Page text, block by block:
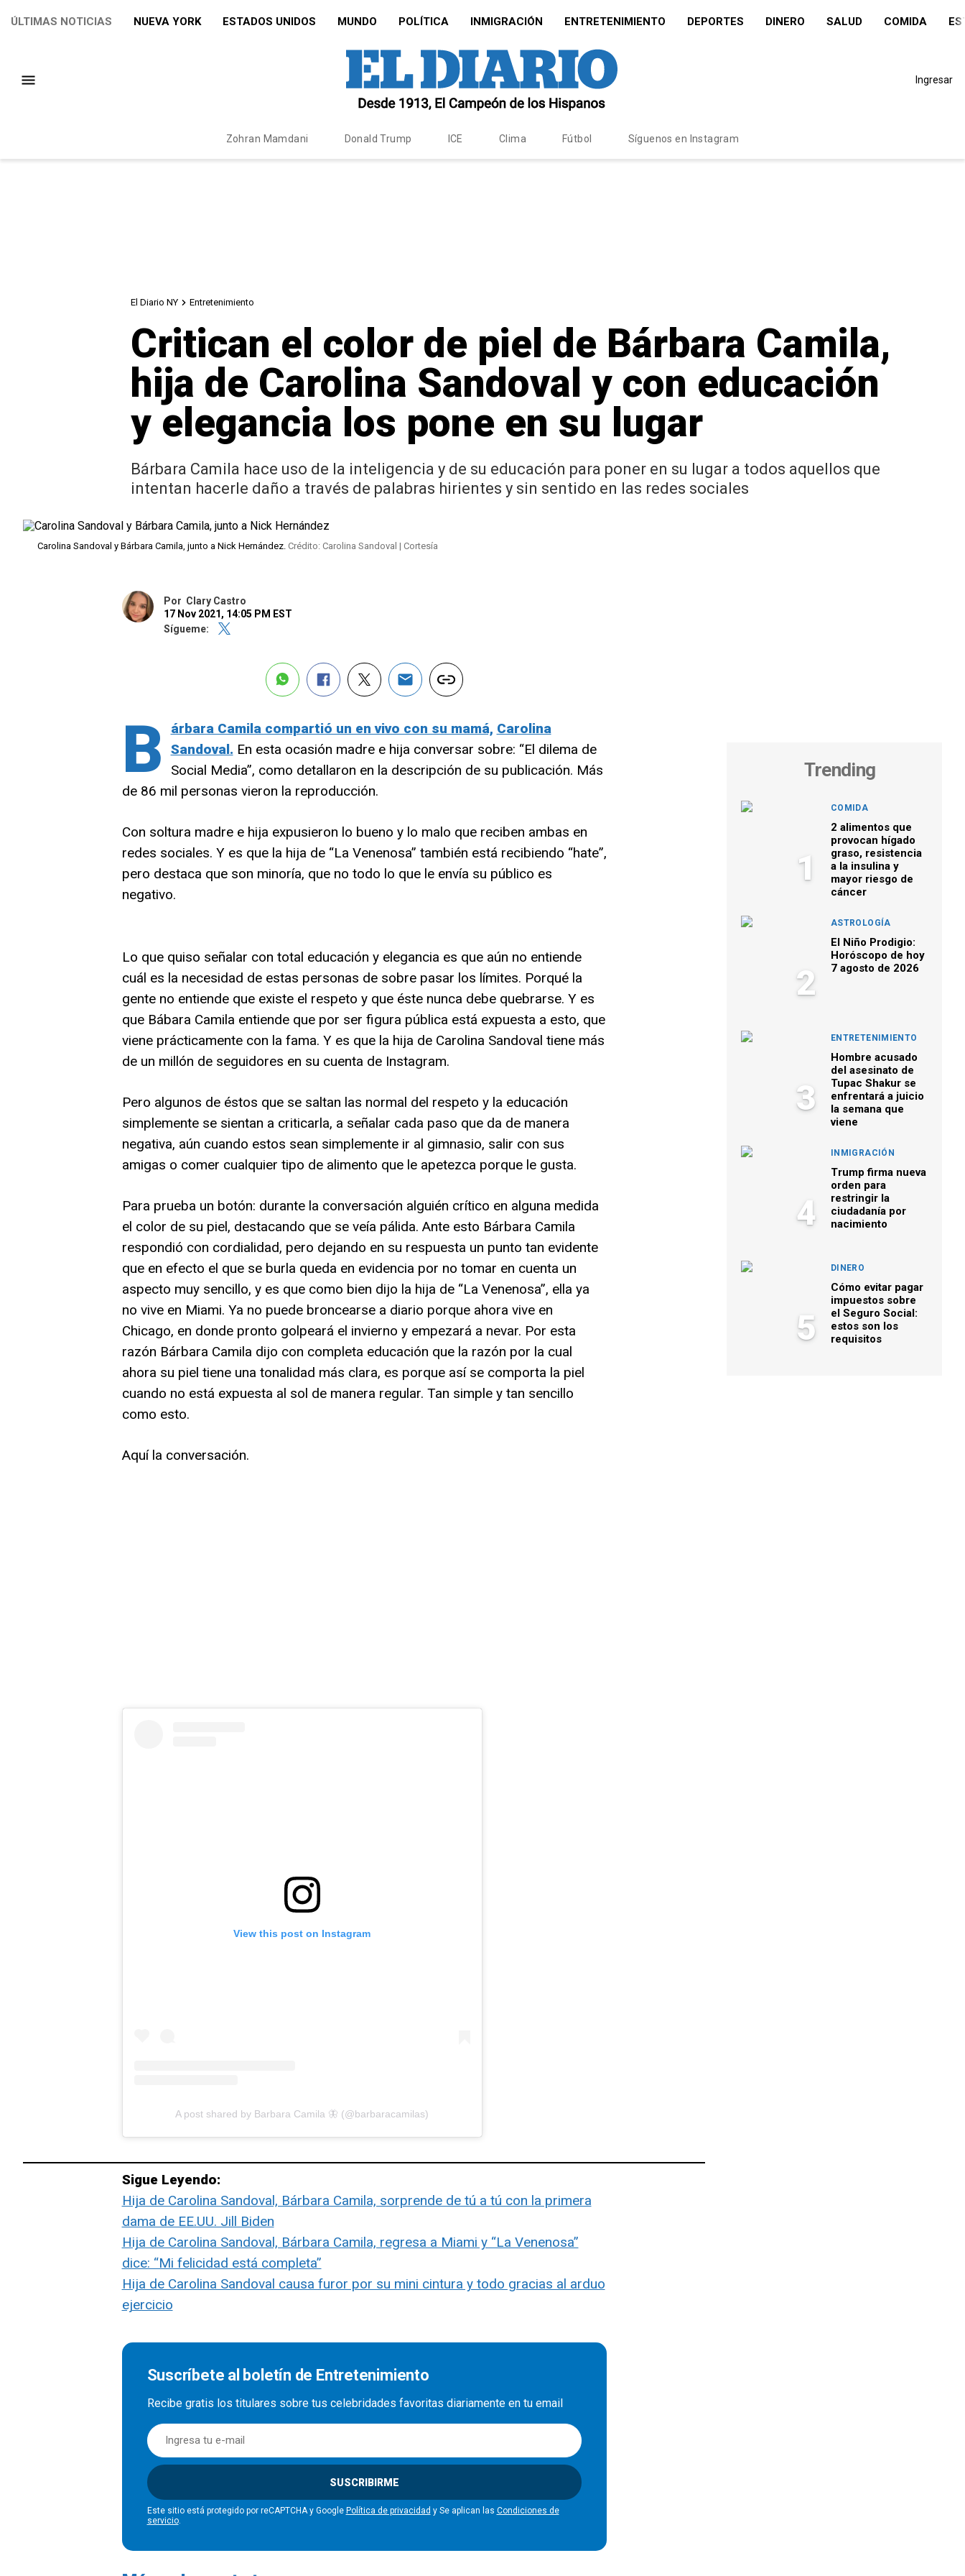
ÚLTIMAS NOTICIAS NUEVA YORK ESTADOS UNIDOS MUNDO POLÍTICA INMIGRACIÓN ENTRETENIMIENTO DEPORTES DINERO SALUD COMIDA
Ingresar
Zohran Mamdani Donald Trump ICE Clima Fútbol Síguenos en Instagram
El Diario NY Entretenimiento
Critican el color de piel de Bárbara Camila,
hija de Carolina Sandoval y con educación
y elegancia los pone en su lugar
Bárbara Camila hace uso de la inteligencia y de su educación para poner en su lugar a todos aquellos que
intentan hacerle daño a través de palabras hirientes y sin sentido en las redes sociales
Carolina Sandoval y Bárbara Camila, junto a Nick Hernández. Crédito: Carolina Sandoval | Cortesía
Por Clary Castro
17 Nov 2021, 14:05 PM EST
Sígueme:
B árbara Camila compartió un en vivo con su mamá, Carolina
Sandoval. En esta ocasión madre e hija conversar sobre: “El dilema de
Social Media”, como detallaron en la descripción de su publicación. Más
de 86 mil personas vieron la reproducción.
Con soltura madre e hija expusieron lo bueno y lo malo que reciben ambas en
redes sociales. Y es que la hija de “La Venenosa” también está recibiendo “hate”,
pero destaca que son minoría, que no todo lo que le envía su público es
negativo.
Lo que quiso señalar con total educación y elegancia es que aún no entiende
cuál es la necesidad de estas personas de sobre pasar los límites. Porqué la
gente no entiende que existe el respeto y que éste nunca debe quebrarse. Y es
que Bábara Camila entiende que por ser figura pública está expuesta a esto, que
viene prácticamente con la fama. Y es que la hija de Carolina Sandoval tiene más
de un millón de seguidores en su cuenta de Instagram.
Pero algunos de éstos que se saltan las normal del respeto y la educación
simplemente se sientan a criticarla, a señalar cada paso que da de manera
negativa, aún cuando estos sean simplemente ir al gimnasio, salir con sus
amigas o comer cualquier tipo de alimento que le apetezca porque le gusta.
Para prueba un botón: durante la conversación alguién crítico en alguna medida
el color de su piel, destacando que se veía pálida. Ante esto Bárbara Camila
respondió con cordialidad, pero dejando en su respuesta un punto tan evidente
que en efecto el que se burla queda en evidencia por no tomar en cuenta un
aspecto muy sencillo, y es que como bien dijo la hija de “La Venenosa”, ella ya
no vive en Miami. Ya no puede broncearse a diario porque ahora vive en
Chicago, en donde pronto golpeará el invierno y empezará a nevar. Por esta
razón Bárbara Camila dijo con completa educación que la razón por la cual
ahora su piel tiene una tonalidad más clara, es porque así se comporta la piel
cuando no está expuesta al sol de manera regular. Tan simple y tan sencillo
como esto.
Aquí la conversación.
View this post on Instagram
A post shared by Barbara Camila 🦋 (@barbaracamilas)
Sigue Leyendo:
Hija de Carolina Sandoval, Bárbara Camila, sorprende de tú a tú con la primera
dama de EE.UU. Jill Biden
Hija de Carolina Sandoval, Bárbara Camila, regresa a Miami y “La Venenosa”
dice: “Mi felicidad está completa”
Hija de Carolina Sandoval causa furor por su mini cintura y todo gracias al arduo
ejercicio
Suscríbete al boletín de Entretenimiento
Recibe gratis los titulares sobre tus celebridades favoritas diariamente en tu email
SUSCRIBIRME
Este sitio está protegido por reCAPTCHA y Google Política de privacidad y Se aplican las Condiciones de
servicio.
Trending
1
COMIDA
2 alimentos que
provocan hígado
graso, resistencia
a la insulina y
mayor riesgo de
cáncer
2
ASTROLOGÍA
El Niño Prodigio:
Horóscopo de hoy
7 agosto de 2026
3
ENTRETENIMIENTO
Hombre acusado
del asesinato de
Tupac Shakur se
enfrentará a juicio
la semana que
viene
4
INMIGRACIÓN
Trump firma nueva
orden para
restringir la
ciudadanía por
nacimiento
5
DINERO
Cómo evitar pagar
impuestos sobre
el Seguro Social:
estos son los
requisitos